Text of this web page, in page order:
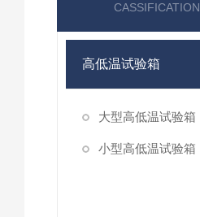
CASSIFICATION
高低温试验箱
大型高低温试验箱
小型高低温试验箱